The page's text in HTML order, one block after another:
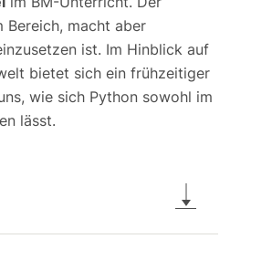
Bereich, macht aber
ist. Im Hinblick auf
bietet sich ein frühzeitiger
wie sich Python sowohl im
lässt.